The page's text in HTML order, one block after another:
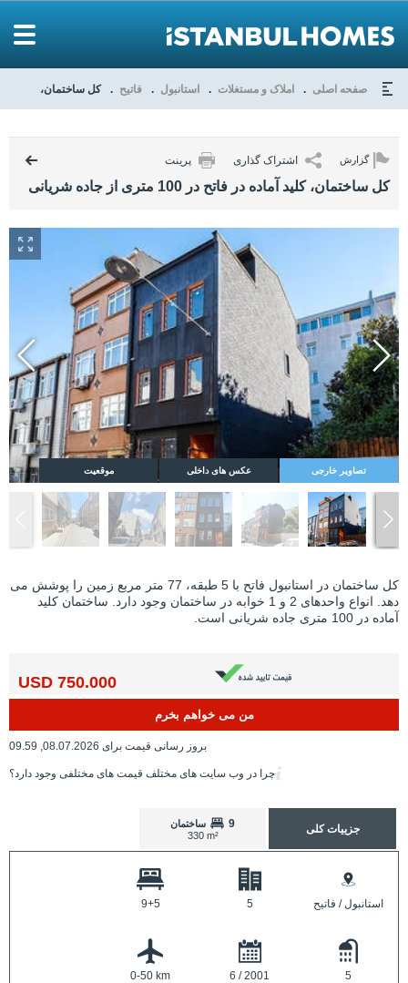
صفحه اصلی املاک و مستغلات استانبول فاتیح کل ساختمان، کلید آماده در فاتح در
گزارش اشتراک گذاری پرینت
کل ساختمان، کلید آماده در فاتح در 100 متری از جاده شریانی
تصاویر خارجی عکس های داخلی موقعیت
کل ساختمان در استانبول فاتح با 5 طبقه، 77 متر مربع زمین را پوشش می
دهد. انواع واحدهای 2 و 1 خوابه در ساختمان وجود دارد. ساختمان کلید
آماده در 100 متری جاده شریانی است.
750.000 USD
من می خواهم بخرم
بروز رسانی قیمت برای 08.07.2026, 09.59
چرا در وب سایت های مختلف قیمت های مختلفی وجود دارد؟
جزییات کلی 9
ساختمان
330 m²
استانبول / فاتیح 5
9+5
5
6 / 2001
0-50 km